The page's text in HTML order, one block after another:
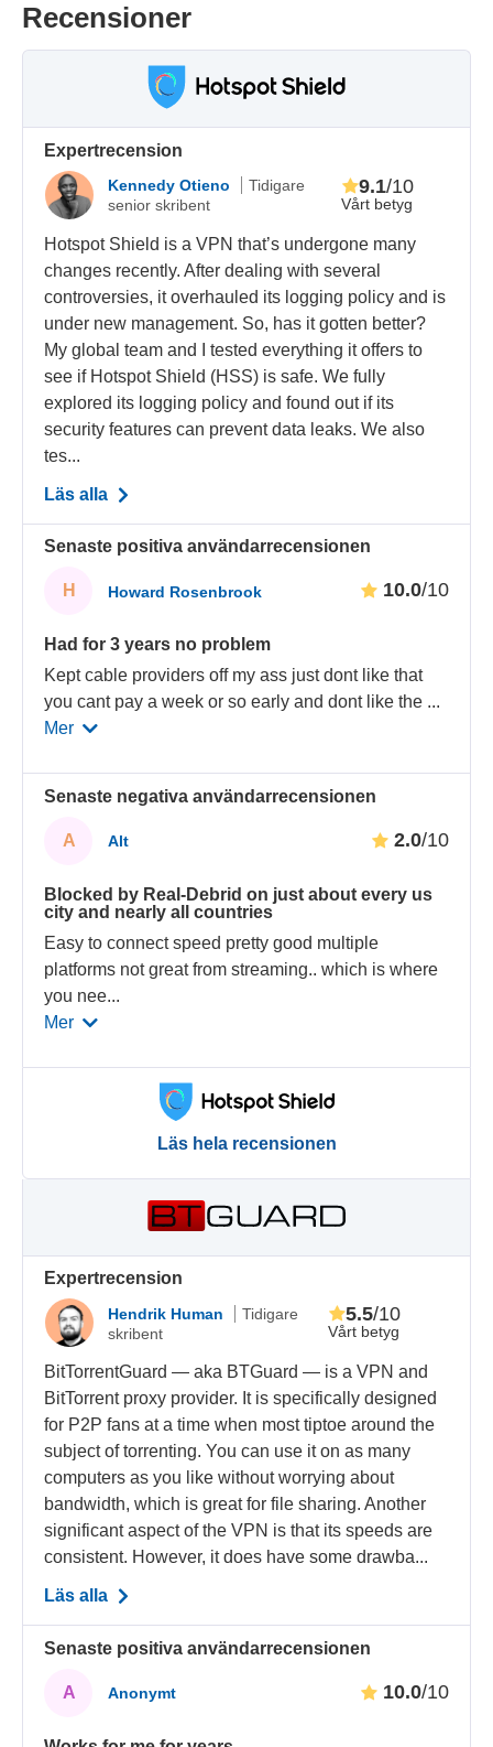
Recensioner
Expertrecension
Kennedy Otieno
Tidigare
senior skribent
Vårt betyg
9.1/10
Hotspot Shield is a VPN that’s undergone many
changes recently. After dealing with several
controversies, it overhauled its logging policy and is
under new management. So, has it gotten better?
My global team and I tested everything it offers to
see if Hotspot Shield (HSS) is safe. We fully
explored its logging policy and found out if its
security features can prevent data leaks. We also
tes...
Läs alla
Senaste positiva användarrecensionen
H Howard Rosenbrook 10.0/10
Had for 3 years no problem
Kept cable providers off my ass just dont like that
you cant pay a week or so early and dont like the ...
Mer
Senaste negativa användarrecensionen
A Alt 2.0/10
Blocked by Real-Debrid on just about every us
city and nearly all countries
Easy to connect speed pretty good multiple
platforms not great from streaming.. which is where
you nee...
Mer
Läs hela recensionen
Expertrecension
Hendrik Human
Tidigare
skribent
Vårt betyg
5.5/10
BitTorrentGuard — aka BTGuard — is a VPN and
BitTorrent proxy provider. It is specifically designed
for P2P fans at a time when most tiptoe around the
subject of torrenting. You can use it on as many
computers as you like without worrying about
bandwidth, which is great for file sharing. Another
significant aspect of the VPN is that its speeds are
consistent. However, it does have some drawba...
Läs alla
Senaste positiva användarrecensionen
A Anonymt 10.0/10